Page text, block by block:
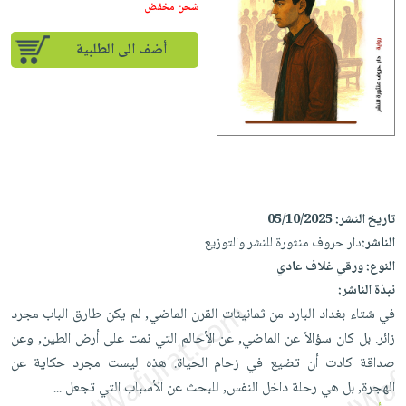
إختياراتنا
كتب
أكاديمية
صندوق
القراءة
iKitab
بلا
حدود
أسئلة
يتكرر
iKitab
على
Android
تحميل
iKitab
على
Apple
أسئلة
يتكرر
طرحها
تحميل
masmu3
على
masmu3
على
Apple
المواضيع
الأكثر
مبيعاً
إختياراتنا
وسائل
القراءة
جوائز
تعليمية
الصحة
والعناية
الشخصية
جديد
أجهزة
العناية
الشخصية
العناية
وتصفيف
الشعر
العناية
بالجسم
المطبخ
والسفرة
جديد
الكل
أواني
الطهي
أدوات
متجر
الهدايا
أقسام
شحن مخفض
أضف الى الطلبية
تاريخ النشر:05/10/2025
الناشر:دار حروف منثورة للنشر والتوزيع
النوع:ورقي غلاف عادي
نبذة الناشر:
في شتاء بغداد البارد من ثمانينات القرن الماضي, لم يكن طارق الباب مجرد
زائر. بل كان سؤالاً عن الماضي, عن الأحالم التي نمت على أرض الطين, وعن
صداقة كادت أن تضيع في زحام الحياة. هذه ليست مجرد حكاية عن
الهجرة, بل هي رحلة داخل النفس, للبحث عن الأسباب التي تجعل...